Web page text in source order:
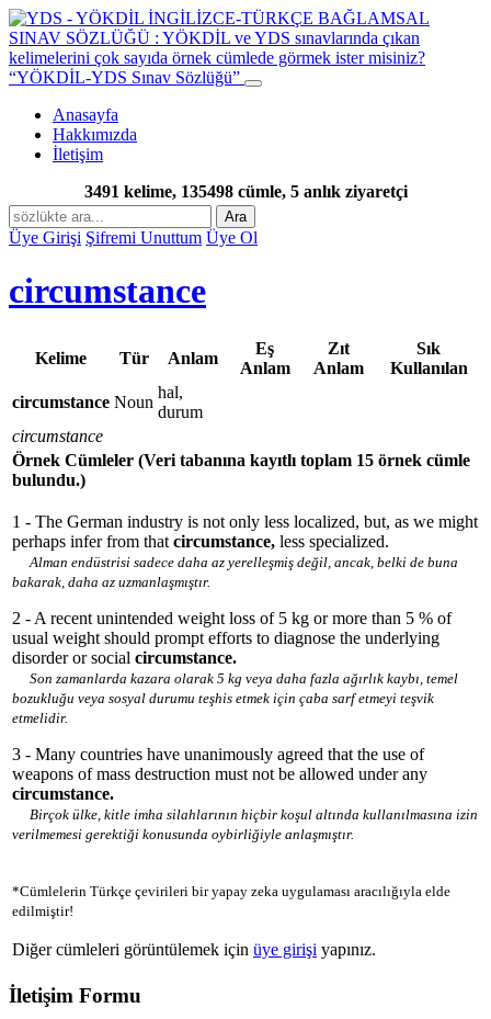
“YÖKDİL-YDS Sınav Sözlüğü”
Anasayfa
Hakkımızda
İletişim
3491 kelime, 135498 cümle, 5 anlık ziyaretçi
Ara
Üye Girişi Şifremi Unuttum Üye Ol
circumstance
Kelime Tür Anlam
Eş
Anlam
Zıt
Anlam
Sık
Kullanılan
circumstance Noun
hal,
durum
circumstance
Örnek Cümleler (Veri tabanına kayıtlı toplam 15 örnek cümle
bulundu.)
1 - The German industry is not only less localized, but, as we might
perhaps infer from that circumstance, less specialized.
Alman endüstrisi sadece daha az yerelleşmiş değil, ancak, belki de buna
bakarak, daha az uzmanlaşmıştır.
2 - A recent unintended weight loss of 5 kg or more than 5 % of
usual weight should prompt efforts to diagnose the underlying
disorder or social circumstance.
Son zamanlarda kazara olarak 5 kg veya daha fazla ağırlık kaybı, temel
bozukluğu veya sosyal durumu teşhis etmek için çaba sarf etmeyi teşvik
etmelidir.
3 - Many countries have unanimously agreed that the use of
weapons of mass destruction must not be allowed under any
circumstance.
Birçok ülke, kitle imha silahlarının hiçbir koşul altında kullanılmasına izin
verilmemesi gerektiği konusunda oybirliğiyle anlaşmıştır.
*Cümlelerin Türkçe çevirileri bir yapay zeka uygulaması aracılığıyla elde
edilmiştir!
Diğer cümleleri görüntülemek için üye girişi yapınız.
İletişim Formu